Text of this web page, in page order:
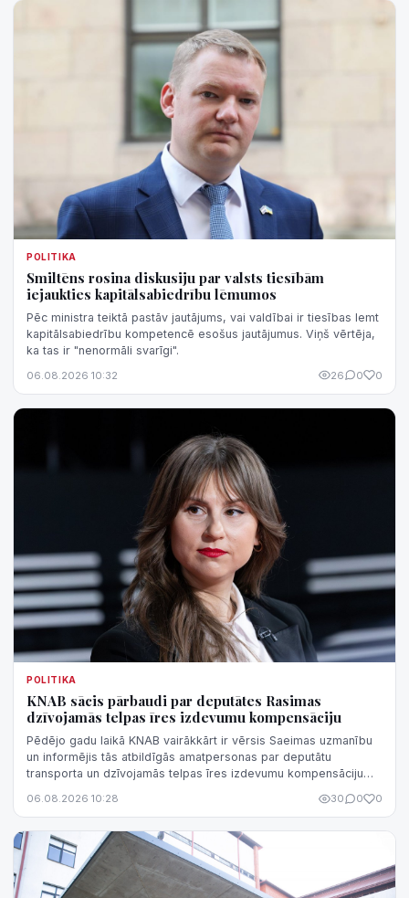
POLITIKA
Smiltēns rosina diskusiju par valsts tiesībām
iejaukties kapitālsabiedrību lēmumos
Pēc ministra teiktā pastāv jautājums, vai valdībai ir tiesības lemt
kapitālsabiedrību kompetencē esošus jautājumus. Viņš vērtēja,
ka tas ir "nenormāli svarīgi".
06.08.2026 10:32 26 0 0
POLITIKA
KNAB sācis pārbaudi par deputātes Rasimas
dzīvojamās telpas īres izdevumu kompensāciju
Pēdējo gadu laikā KNAB vairākkārt ir vērsis Saeimas uzmanību
un informējis tās atbildīgās amatpersonas par deputātu
transporta un dzīvojamās telpas īres izdevumu kompensāciju
kompensāciju sistēmu izmantot negodprātīgi.
06.08.2026 10:28 30 0 0